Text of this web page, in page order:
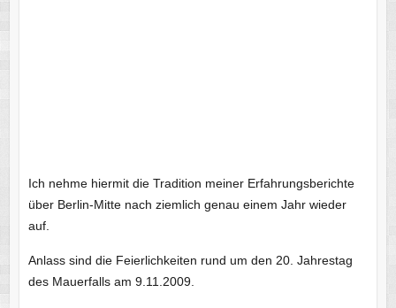
Ich nehme hiermit die Tradition meiner Erfahrungsberichte
über Berlin-Mitte nach ziemlich genau einem Jahr wieder
auf.
Anlass sind die Feierlichkeiten rund um den 20. Jahrestag
des Mauerfalls am 9.11.2009.